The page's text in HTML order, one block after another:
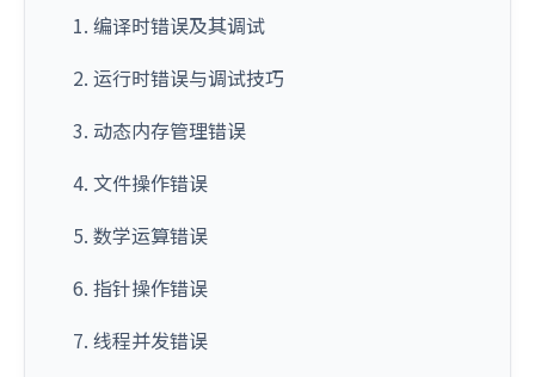
1. 编译时错误及其调试
2. 运行时错误与调试技巧
3. 动态内存管理错误
4. 文件操作错误
5. 数学运算错误
6. 指针操作错误
7. 线程并发错误